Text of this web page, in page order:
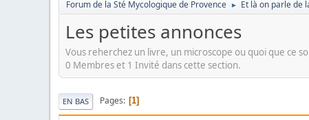
Forum de la Sté Mycologique de Provence ► Et là on parle de
Les petites annonces
Vous reherchez un livre, un microscope ou quoi que ce
0 Membres et 1 Invité dans cette section.
EN BAS Pages 1